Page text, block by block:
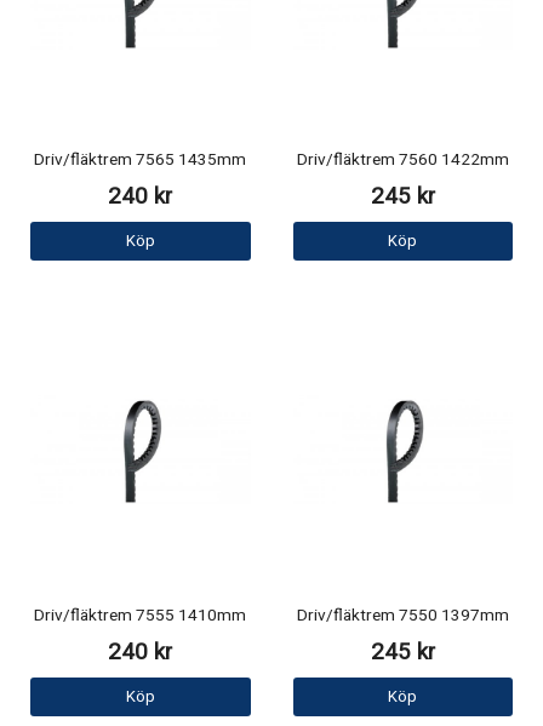
Driv/fläktrem 7565 1435mm
240 kr
Köp
Driv/fläktrem 7560 1422mm
245 kr
Köp
Driv/fläktrem 7555 1410mm
240 kr
Köp
Driv/fläktrem 7550 1397mm
245 kr
Köp